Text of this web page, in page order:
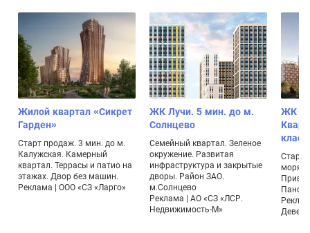
Жилой квартал «Сикрет
Гарден»
Старт продаж. 3 мин. до м.
Калужская. Камерный
квартал. Террасы и патио на
этажах. Двор без машин.
Реклама | ООО «СЗ «Ларго»
ЖК Лучи. 5 мин. до м.
Солнцево
Семейный квартал. Зеленое
окружение. Развитая
инфраструктура и закрытые
дворы. Район ЗАО.
м.Солнцево
Реклама | АО «СЗ «ЛСР.
Недвижимость-М»
ЖК
Старт
моря.